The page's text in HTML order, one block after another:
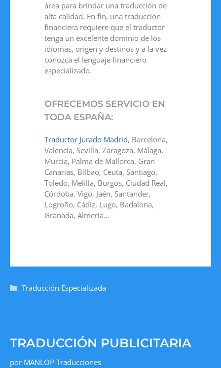
área para brindar una traducción de
alta calidad. En fin, una traducción
financiera requiere que el traductor
tenga un excelente dominio de los
idiomas, origen y destinos y a la vez
conozca el lenguaje financiero
especializado.
OFRECEMOS SERVICIO EN
TODA ESPAÑA:
Traductor Jurado Madrid, Barcelona,
Valencia, Sevilla, Zaragoza, Málaga,
Murcia, Palma de Mallorca, Gran
Canarias, Bilbao, Ceuta, Santiago,
Toledo, Melilla, Burgos, Ciudad Real,
Córdoba, Vigo, Jaén, Santander,
Logroño, Cádiz, Lugo, Badalona,
Granada, Almería…
Traducción Especializada
TRADUCCIÓN PUBLICITARIA
por MANLOP Traducciones